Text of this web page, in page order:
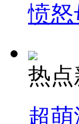
愤
热点
超